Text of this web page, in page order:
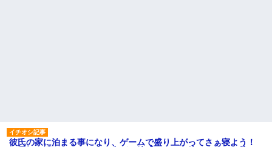
彼氏の家に泊まる事になり、ゲームで盛り上がってさぁ寝よう！